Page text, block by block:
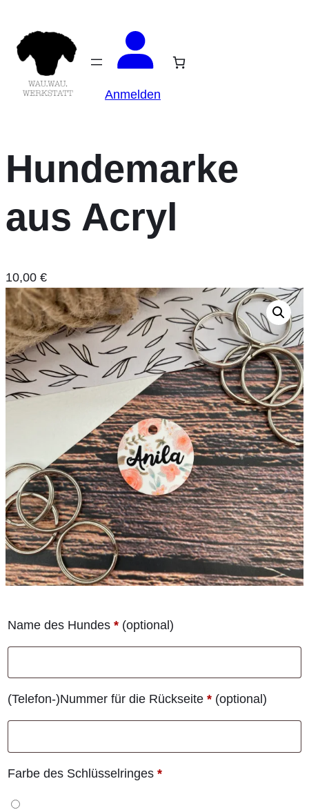
Anmelden
Hundemarke
aus Acryl
10,00 €
Name des Hundes * (optional)
(Telefon-)Nummer für die Rückseite * (optional)
Farbe des Schlüsselringes *